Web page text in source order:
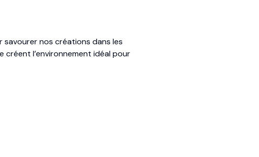
nos créations dans les
créent l’environnement idéal pour